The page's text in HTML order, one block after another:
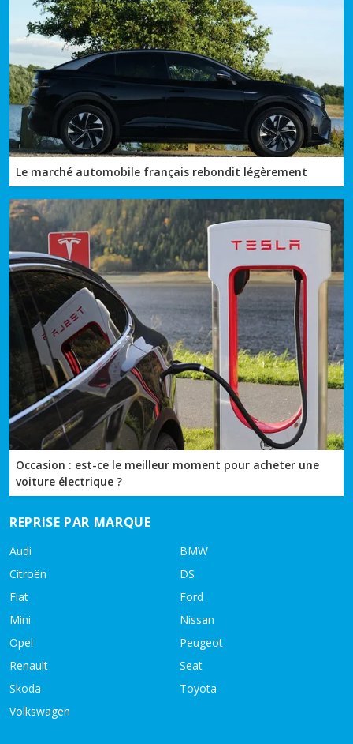
Le marché automobile français rebondit légèrement
Occasion : est-ce le meilleur moment pour acheter une
voiture électrique ?
REPRISE PAR MARQUE
Audi
BMW
Citroën
DS
Fiat
Ford
Mini
Nissan
Opel
Peugeot
Renault
Seat
Skoda
Toyota
Volkswagen